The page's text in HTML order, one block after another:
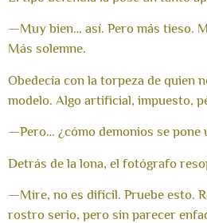
—Muy bien… así. Pero más tieso.
Más solemne.
Obedecía con la torpeza de quien
modelo. Algo artificial, impuesto,
—Pero… ¿cómo demonios se pone
Detrás de la lona, el fotógrafo
—Mire, no es difícil. Pruebe esto.
rostro serio, pero sin parecer